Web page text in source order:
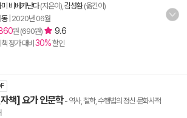
비베카난다(지은이), 김성환(옮긴이)
| 2020년 06월
원 (690원) 9.6
정가 대비 30%할인
책] 요가 인문학- 역사, 철학, 수행법의 정신 문화사적